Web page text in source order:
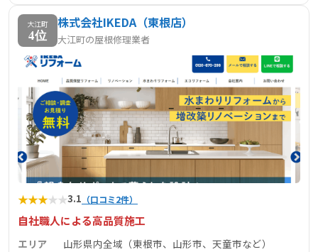
大江町
4位
株式会社IKEDA（東根店）
大江町の屋根修理業者
★★★★★3.1 （口コミ2件）
自社職人による高品質施工
エリア
山形県内全域（東根市、山形市、天童市など）